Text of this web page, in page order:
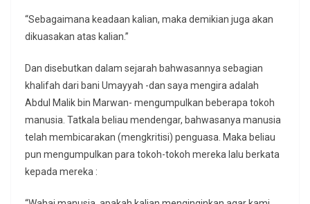
“Sebagaimana keadaan kalian, maka demikian juga akan
dikuasakan atas kalian.”
Dan disebutkan dalam sejarah bahwasannya sebagian
khalifah dari bani Umayyah -dan saya mengira adalah
Abdul Malik bin Marwan- mengumpulkan beberapa tokoh
manusia. Tatkala beliau mendengar, bahwasanya manusia
telah membicarakan (mengkritisi) penguasa. Maka beliau
pun mengumpulkan para tokoh-tokoh mereka lalu berkata
kepada mereka :